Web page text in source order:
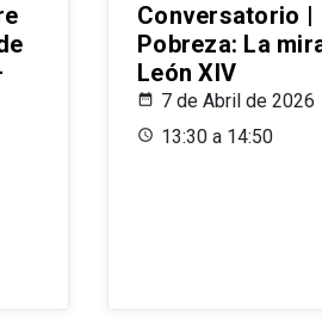
Conversatorio |
Pobreza: La
León XIV
7 de Abril de 2026
13:30 a 14:50